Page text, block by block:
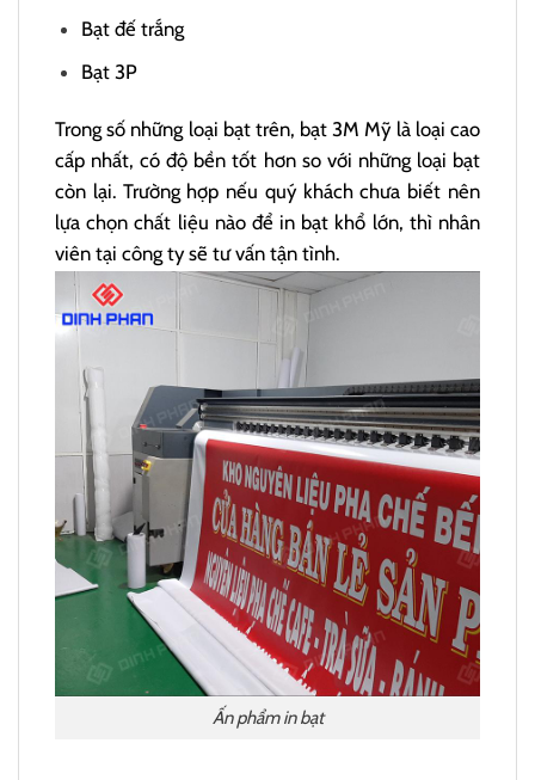
Bạt đế trắng
Bạt 3P
Trong số những loại bạt trên, bạt 3M Mỹ là loại cao
cấp nhất, có độ bền tốt hơn so với những loại bạt
còn lại. Trường hợp nếu quý khách chưa biết nên
lựa chọn chất liệu nào để in bạt khổ lớn, thì nhân
viên tại công ty sẽ tư vấn tận tình.
Ấn phẩm in bạt